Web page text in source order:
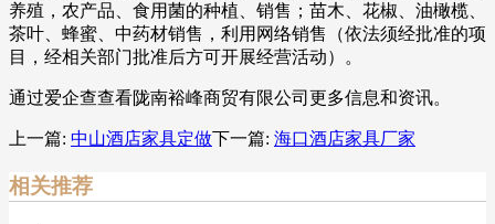
养殖，农产品、食用菌的种植、销售；苗木、花椒、油橄榄、
茶叶、蜂蜜、中药材销售，利用网络销售（依法须经批准的项
目，经相关部门批准后方可开展经营活动）。
通过爱企查查看陇南裕峰商贸有限公司更多信息和资讯。
上一篇: 中山酒店家具定做下一篇: 海口酒店家具厂家
相关推荐